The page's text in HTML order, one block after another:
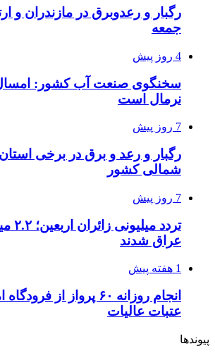
رگبار و رعدوبرق در مازندران و
جمعه
4 روز پیش
سخنگوی صنعت آب کشور:
نرمال است
7 روز پیش
رگبار و رعد و برق در برخی
شمالی کشور
7 روز پیش
عراق شدند
1 هفته پیش
انجام روزانه ۶۰ پرواز از
عتبات عالیات
پیوندها